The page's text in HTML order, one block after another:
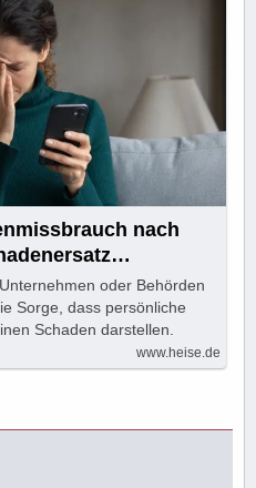
nach
oder Behörden
Sorge, dass persönliche
Schaden darstellen.
www.heise.de